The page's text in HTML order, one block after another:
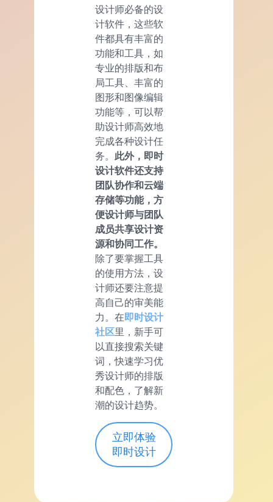
设计师必备的设
计软件，这些软
件都具有丰富的
功能和工具，如
专业的排版和布
局工具、丰富的
图形和图像编辑
功能等，可以帮
助设计师高效地
完成各种设计任
务。 此外，即时
设计软件还支持
团队协作和云端
存储等功能，方
便设计师与团队
成员共享设计资
源和协同工作。
除了要掌握工具
的使用方法，设
计师还要注意提
高自己的审美能
力。在即时设计
社区里，新手可
以直接搜索关键
词，快速学习优
秀设计师的排版
和配色，了解新
潮的设计趋势。
立即体验
即时设计